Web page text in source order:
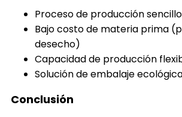
Proceso de producción sencillo
Bajo costo de materia prima
desecho)
Capacidad de producción
Solución de embalaje
Conclusión